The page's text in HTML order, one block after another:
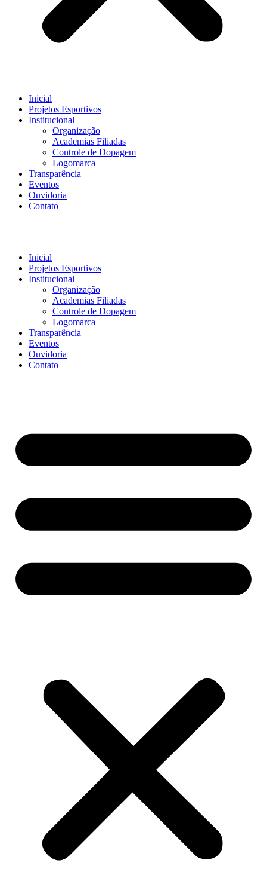
Inicial
Projetos Esportivos
Institucional
Organização
Academias Filiadas
Controle de Dopagem
Logomarca
Transparência
Eventos
Ouvidoria
Contato
Inicial
Projetos Esportivos
Institucional
Organização
Academias Filiadas
Controle de Dopagem
Logomarca
Transparência
Eventos
Ouvidoria
Contato